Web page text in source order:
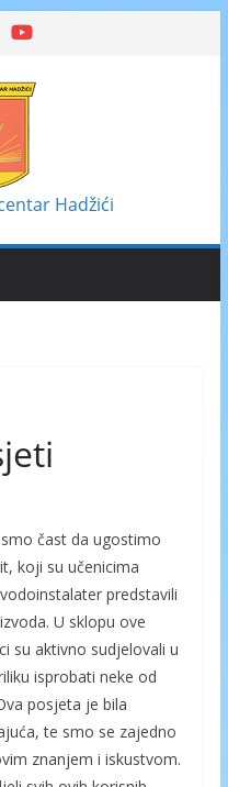
Hadžići
čast da ugostimo
koji su učenicima
predstavili
U sklopu ove
su aktivno sudjelovali u
isprobati neke od
posjeta je bila
te smo se zajedno
znanjem i iskustvom.